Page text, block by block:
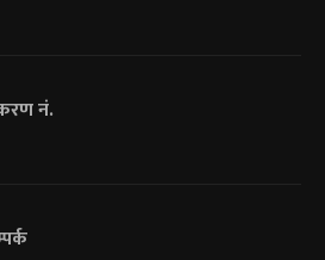
नं.